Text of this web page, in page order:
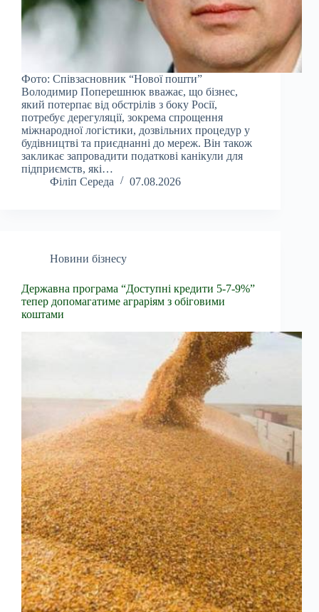
Фото: Співзасновник “Нової пошти”
Володимир Поперешнюк вважає, що бізнес,
який потерпає від обстрілів з боку Росії,
потребує дерегуляції, зокрема спрощення
міжнародної логістики, дозвільних процедур у
будівництві та приєднанні до мереж. Він також
закликає запровадити податкові канікули для
підприємств, які…
Філіп Середа
07.08.2026
Новини бізнесу
Державна програма “Доступні кредити 5-7-9%”
тепер допомагатиме аграріям з обіговими
коштами